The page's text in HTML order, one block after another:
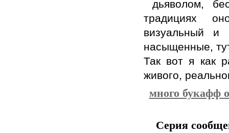
дьяволом,
традициях
визуальный и
насыщенные,
Так вот я как
живого,
много букафф
Серия